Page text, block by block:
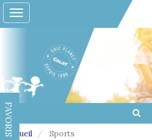
Toggle
navigation
FAVORIS
Accueil Sports